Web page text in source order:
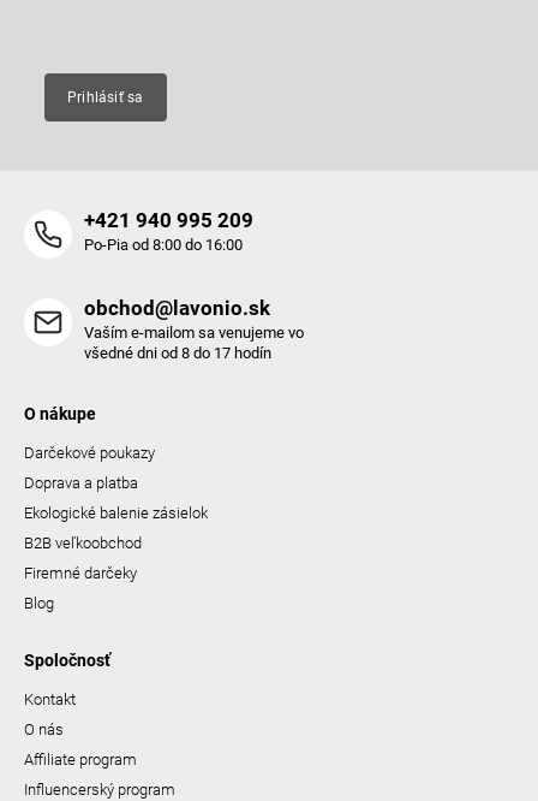
Prihlásiť sa
+421 940 995 209
Po-Pia od 8:00 do 16:00
obchod@lavonio.sk
Vaším e-mailom sa venujeme vo
všedné dni od 8 do 17 hodín
O nákupe
Darčekové poukazy
Doprava a platba
Ekologické balenie zásielok
B2B veľkoobchod
Firemné darčeky
Blog
Spoločnosť
Kontakt
O nás
Affiliate program
Influencerský program